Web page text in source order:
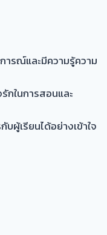
ารณ์และมีความรู้ความ
กในการสอนและ
ผู้เรียนได้อย่างเข้าใจ